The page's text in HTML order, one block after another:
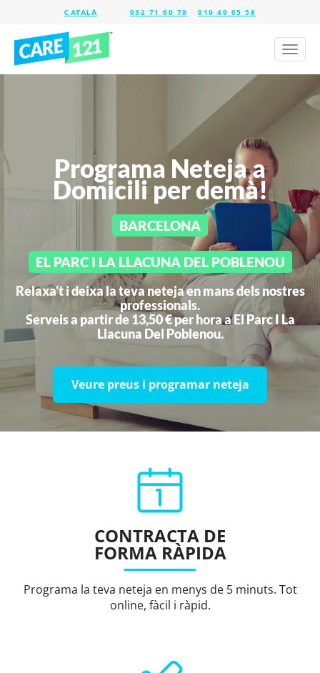
932 71 60 78 919 49 05 58
Toggle
Programa Neteja a
Domicili per demà!
BARCELONA
EL PARC I LA LLACUNA DEL POBLENOU
Relaxa't i deixa la teva neteja en mans dels nostres
professionals.
Serveis a partir de 13,50 € per hora aEl Parc I La
Llacuna Del Poblenou.
Veure preus i programar neteja
CONTRACTA DE
FORMA RÀPIDA
Programa la teva neteja en menys de 5 minuts. Tot
online, fàcil i ràpid.